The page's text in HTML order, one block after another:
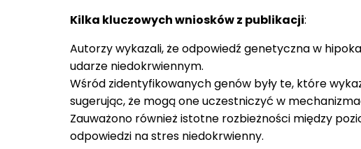
Kilka kluczowych wniosków z publikacji:
Autorzy wykazali, że odpowiedź genetyczna w
udarze niedokrwiennym.
Wśród zidentyfikowanych genów były te, które
sugerując, że mogą one uczestniczyć w
Zauważono również istotne rozbieżności między
odpowiedzi na stres niedokrwienny.